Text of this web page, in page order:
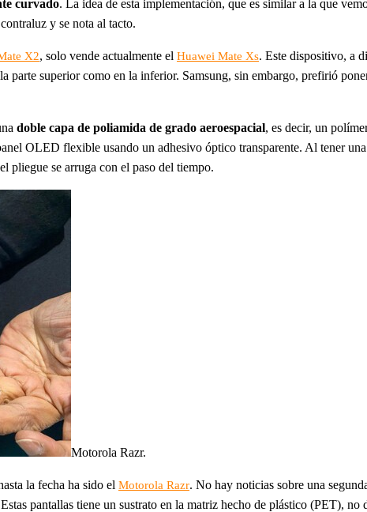
curvado. La idea de esta implementación, que es similar a la que
y se nota al tacto.
X2, solo vende actualmente el Huawei Mate Xs. Este dispositivo, a
parte superior como en la inferior. Samsung, sin embargo, prefirió
doble capa de poliamida de grado aeroespacial, es decir, un
OLED flexible usando un adhesivo óptico transparente. Al tener
pliegue se arruga con el paso del tiempo.
Motorola Razr.
la fecha ha sido el Motorola Razr. No hay noticias sobre una
pantallas tiene un sustrato en la matriz hecho de plástico (PET),